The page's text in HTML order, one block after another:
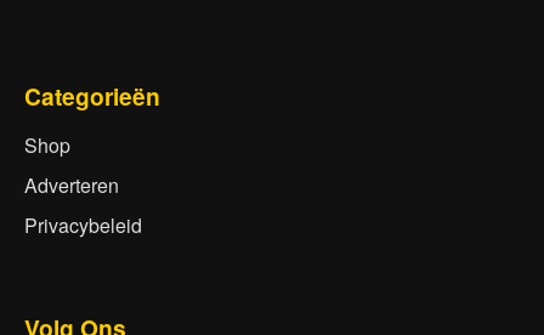
Categorieën
Shop
Adverteren
Privacybeleid
Volg Ons